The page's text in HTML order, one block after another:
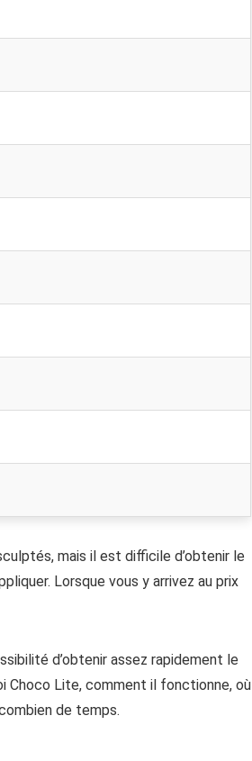
mais il est difficile d’obtenir le
Lorsque vous y arrivez au prix
d’obtenir assez rapidement le
Choco Lite, comment il fonctionne, où
de temps.